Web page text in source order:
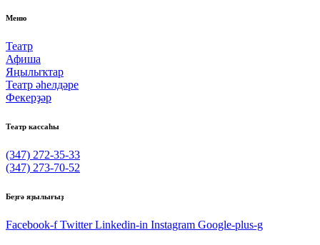
Меню
Театр
Афиша
Яңылыҡтар
Театр әһелдәре
Фекерҙәр
Театр кассаһы
(347) 272-35-33
(347) 273-70-52
Беҙгә яҙылығыҙ
Facebook-f Twitter Linkedin-in Instagram Google-plus-g